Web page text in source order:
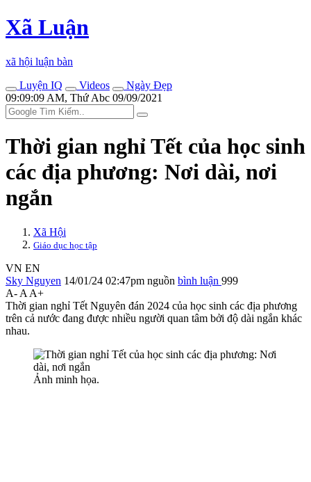
Xã Luận
xã hội luận bàn
Luyện IQ
Videos
Ngày Đẹp
09:09:09 AM, Thứ Abc 09/09/2021
Thời gian nghỉ Tết của học sinh
các địa phương: Nơi dài, nơi
ngắn
Xã Hội
Giáo dục học tập
VN EN
Sky Nguyen 14/01/24 02:47pm nguồn bình luận 999
A- A A+
Thời gian nghỉ Tết Nguyên đán 2024 của học sinh các địa phương
trên cả nước đang được nhiều người quan tâm bởi độ dài ngắn khác
nhau.
Ảnh minh họa.